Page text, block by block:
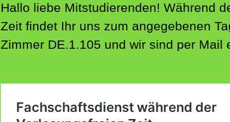
Hallo liebe Mitstudierenden! Während
Zeit findet Ihr uns zum angegebenen
Zimmer DE.1.105 und wir sind per Mail